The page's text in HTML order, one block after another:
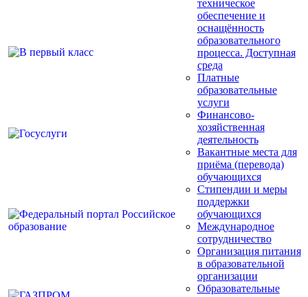
техническое
обеспечение и
оснащённость
образовательного
процесса. Доступная
среда
Платные
образовательные
услуги
Финансово-
хозяйственная
деятельность
Вакантные места для
приёма (перевода)
обучающихся
Стипендии и меры
поддержки
обучающихся
Международное
сотрудничество
Организация питания
в образовательной
организации
Образовательные